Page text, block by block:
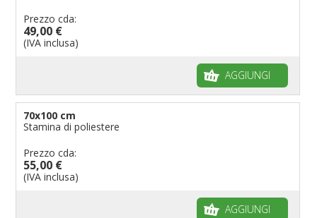
Prezzo cda:
49,00 €
(IVA inclusa)
AGGIUNGI
70x100 cm
Stamina di poliestere
Prezzo cda:
55,00 €
(IVA inclusa)
AGGIUNGI